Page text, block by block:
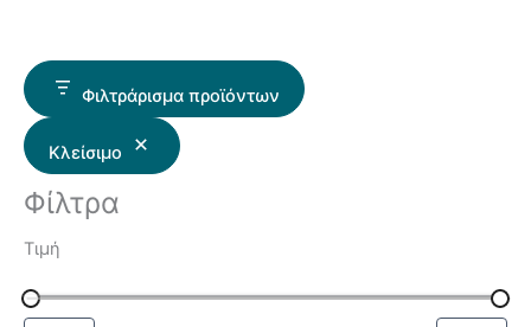
Φιλτράρισμα προϊόντων
Κλείσιμο
Φίλτρα
Τιμή